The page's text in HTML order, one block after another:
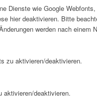
Dienste wie Google
hier deaktivieren. Bitte
werden nach einem
zu aktivieren/deaktivieren.
aktivieren/deaktivieren.